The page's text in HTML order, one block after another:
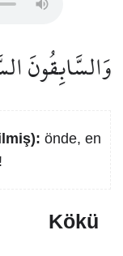
وَالسَّابِقُونَ
önde, en
Kökü